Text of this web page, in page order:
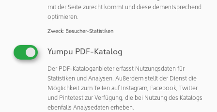
für die Nachrüstung einer bestehenden RABS-Anlage
sowie für eine weitere eigenständige Einheit zur
Überwachung des umgebenden Reinraums der Klasse B.
Im Zuge der Automatisierung dieser Prozesse stellte das
Unternehmen außerdem von nicht verschließbaren auf
verschließbare Sedimentationsplatten um. Derzeit ist der
SPC 2000 von Syntegon die einzige auf dem Markt
erhältliche Lösung, die die Deckel der
Sedimentationsplatten vollautomatisch ver- und entriegelt.
mit der Seite zurecht kommt und diese dementsprechend
optimieren.
Zweck: Besucher-Statistiken
Yumpu PDF-Katalog
Der PDF-Kataloganbieter erfasst Nutzungsdaten für
Statistiken und Analysen. Außerdem stellt der Dienst die
Möglichkeit zum Teilen auf Instagram, Facebook, Twitter
und Pintetest zur Verfügung, die bei Nutzung des Katalogs
ebenfalls Analysedaten erheben.